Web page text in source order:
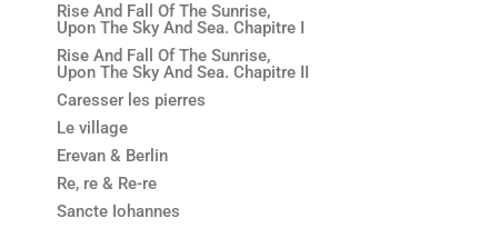
Rise And Fall Of The Sunrise,
Upon The Sky And Sea. Chapitre I
Rise And Fall Of The Sunrise,
Upon The Sky And Sea. Chapitre II
Caresser les pierres
Le village
Erevan & Berlin
Re, re & Re-re
Sancte Iohannes